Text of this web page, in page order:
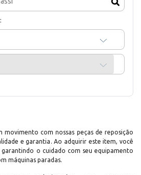
movimento com nossas peças de reposição
e garantia. Ao adquirir este item, você
o cuidado com seu equipamento
máquinas paradas.